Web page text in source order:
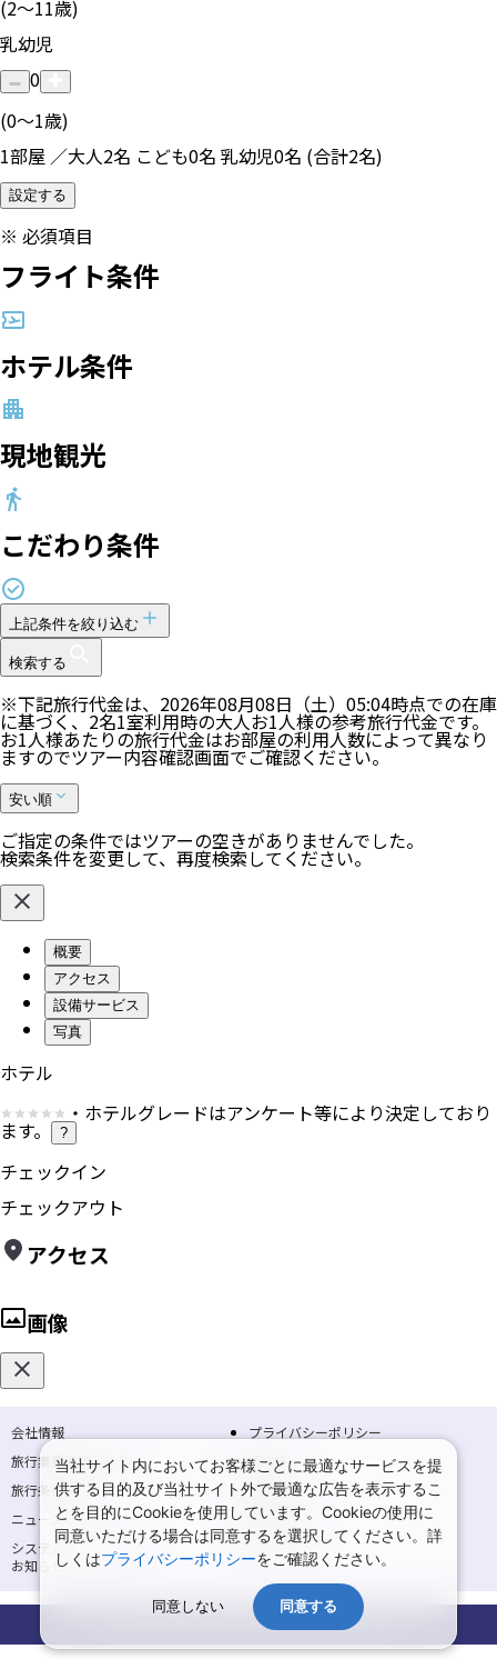
(2〜11歳)
乳幼児
0
(0〜1歳)
1部屋 ／大人2名 こども0名 乳幼児0名 (合計2名)
設定する
※ 必須項目
フライト条件
ホテル条件
現地観光
こだわり条件
上記条件を絞り込む
検索する
※下記旅行代金は、 2026年08月08日（土）05:04時点での在庫
に基づく、2名1室利用時の大人お1人様の参考旅行代金です。
お1人様あたりの旅行代金はお部屋の利用人数によって異なり
ますのでツアー内容確認画面でご確認ください。
安い順
ご指定の条件ではツアーの空きがありませんでした。
検索条件を変更して、再度検索してください。
概要
アクセス
設備サービス
写真
ホテル
・ホテルグレードはアンケート等により決定しており
ます。 ?
チェックイン
チェックアウト
アクセス
画像
会社情報
プライバシーポリシー
旅行業登録票・約款
規約集
旅行条件書
商標について
ニュースリリース
採用情報
システムメンテナンスの
お知らせ
サイトマップ
Copyright © NIPPON TRAVEL AGENCY Co.,LTD. All rights reserved.
当社サイト内においてお客様ごとに最適なサービスを提
供する目的及び当社サイト外で最適な広告を表示するこ
とを目的にCookieを使用しています。Cookieの使用に
同意いただける場合は同意するを選択してください。詳
しくはプライバシーポリシーをご確認ください。
同意しない 同意する